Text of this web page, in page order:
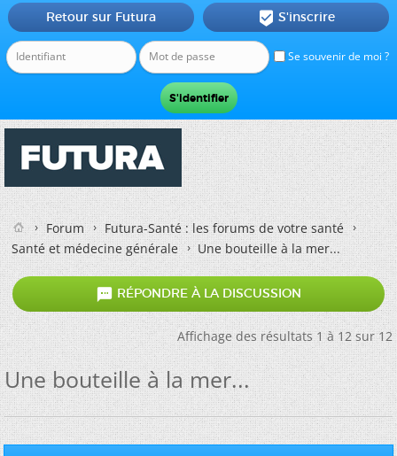
Se souvenir de moi ?
Retour sur Futura  S'inscrire
Forum
Futura-Santé : les forums de votre santé
Santé et médecine générale
Une bouteille à la mer...
 RÉPONDRE À LA DISCUSSION
Affichage des résultats 1 à 12 sur 12
Une bouteille à la mer...